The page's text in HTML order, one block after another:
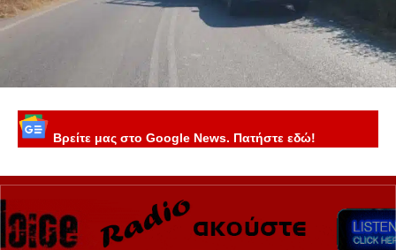
Βρείτε μας στο Google News. Πατήστε εδώ!